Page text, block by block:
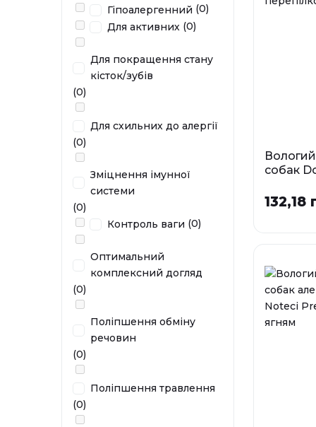
Гіпоалергенний (0)
Для активних (0)
Для покращення стану
кісток/зубів
(0)
Для схильних до алергії
(0)
Зміцнення імунної
системи
(0)
Контроль ваги (0)
Оптимальний
комплексний догляд
(0)
Поліпшення обміну
речовин
(0)
Поліпшення травлення
(0)
собак
та
У наявності
132,18